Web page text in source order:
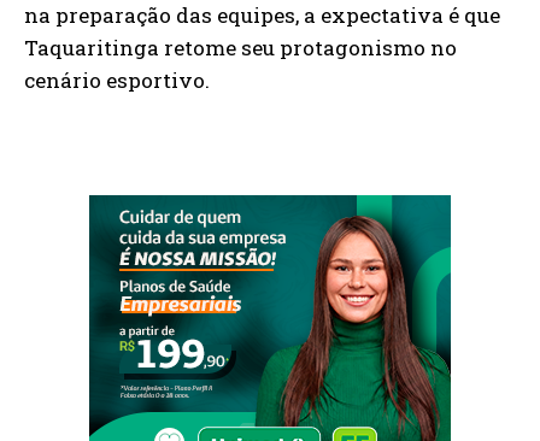
na preparação das equipes, a expectativa é que
Taquaritinga retome seu protagonismo no
cenário esportivo.